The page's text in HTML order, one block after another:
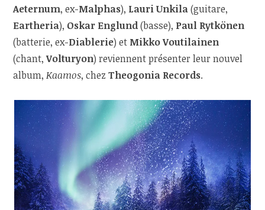
Aeternum, ex-Malphas), Lauri Unkila(guitare,
Eartheria), Oskar Englund(basse), Paul Rytkönen
(batterie, ex-Diablerie) et Mikko Voutilainen
(chant,Volturyon) reviennent présenter leur nouvel
album,Kaamos, chezTheogonia Records.